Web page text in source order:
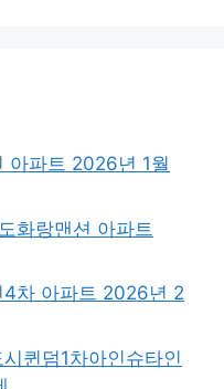
아파트 2026년 1월
화랑맨션 아파트
4차 아파트 2026년 2
퀸덤1차아인슈타인